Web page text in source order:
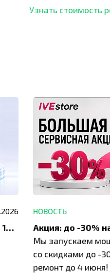
рынка и
Узнать стоимость
До 1200 ₽ на ремонт и до 1500 ₽ на покупку техники Apple
НОВОСТЬ
Мы запускаем
со скидками до -
ремонт до 4 июня!